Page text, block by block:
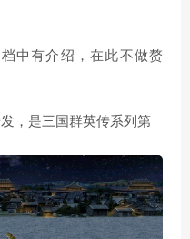
中有介绍，在此不做赘
，是三国群英传系列第